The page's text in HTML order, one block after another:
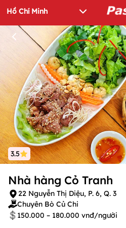
3.5
Nhà hàng Cỏ Tranh
22 Nguyễn Thị Diệu, P. 6, Q. 3
Chuyên Bò Củ Chi
150.000 – 180.000 vnđ/người